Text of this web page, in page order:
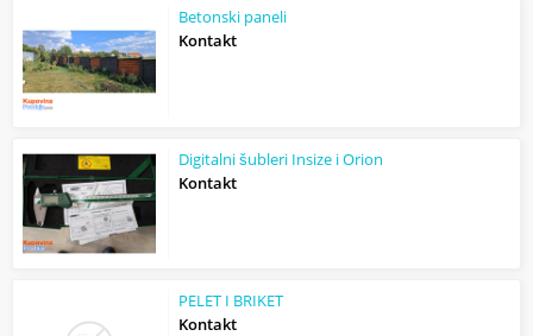
Betonski paneli
Kontakt
Digitalni šubleri Insize i Orion
Kontakt
PELET I BRIKET
Kontakt